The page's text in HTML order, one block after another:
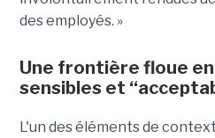
des employés. »
Une frontière floue
sensibles et
L'un des éléments de